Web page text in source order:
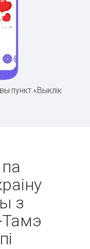
пункт «Выклік
з
Тамэ